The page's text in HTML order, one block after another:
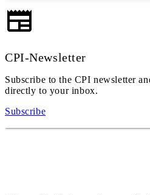
CPI-Newsletter
Subscribe to the CPI newsletter
directly to your inbox.
Subscribe